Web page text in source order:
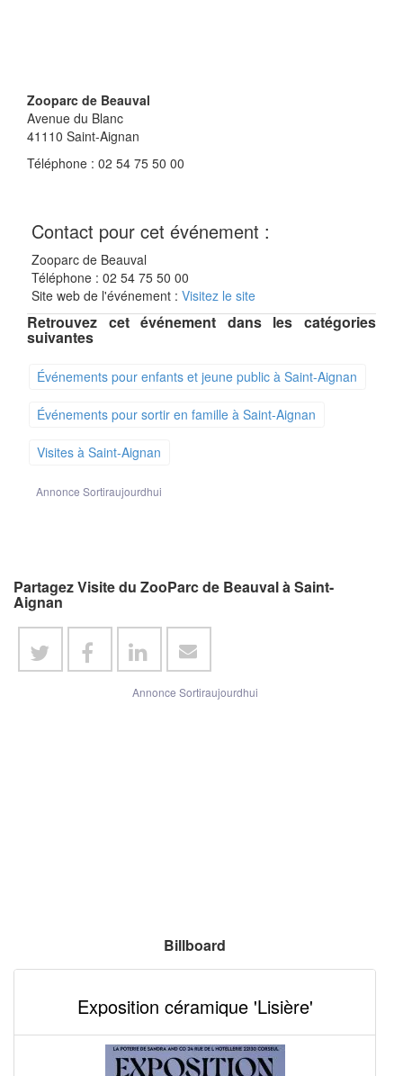
Zooparc de Beauval
Avenue du Blanc
41110 Saint-Aignan
Téléphone : 02 54 75 50 00
Contact pour cet événement :
Zooparc de Beauval
Téléphone : 02 54 75 50 00
Site web de l'événement : Visitez le site
Retrouvez cet événement dans les catégories
suivantes
Événements pour enfants et jeune public à Saint-Aignan
Événements pour sortir en famille à Saint-Aignan
Visites à Saint-Aignan
Annonce Sortiraujourdhui
Partagez Visite du ZooParc de Beauval à Saint-
Aignan
Annonce Sortiraujourdhui
Billboard
Exposition céramique 'Lisière'